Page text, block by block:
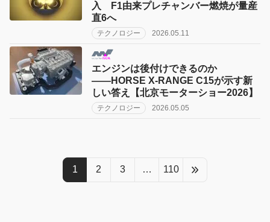
入 F1由来プレチャンバー燃焼が量産
直6へ
テクノロジー 2026.05.11
エンジンは後付けできるのか
――HORSE X-RANGE C15が示す新
しい答え【北京モーターショー2026】
テクノロジー 2026.05.05
1 2 3 … 110